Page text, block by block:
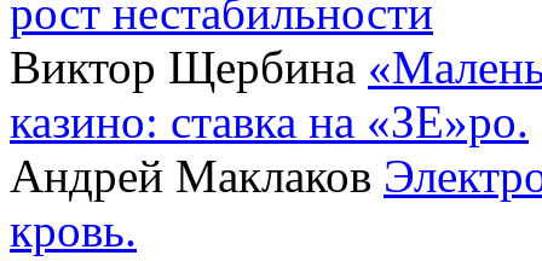
рост нестабильности
Виктор Щербина
казино: ставка на «ЗЕ»ро.
Андрей Маклаков
кровь.